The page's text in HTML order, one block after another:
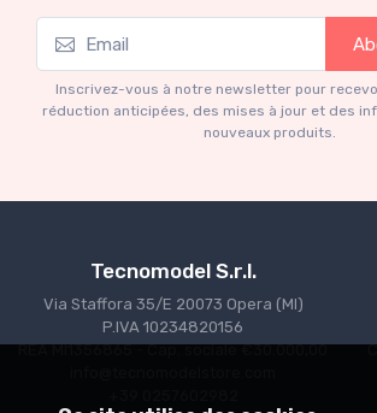
Mythos Collection 1-18
Ferrari 166 MM Abarth Metallic
€227.05 €239.00
Inscrivez-vous à notre newsletter pour
réduction anticipées, des mises à jour et des
nouveaux produits.
Tecnomodel S.r.l.
Via Staffora 35/E 20073 Opera (MI)
P.IVA 10234820156
REA MI1356865 - Cap. sociale €30.000,00